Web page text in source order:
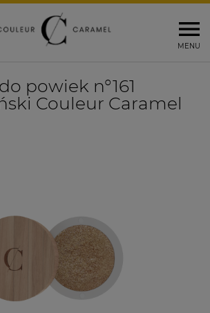
MENU
powiek n°161
Couleur Caramel